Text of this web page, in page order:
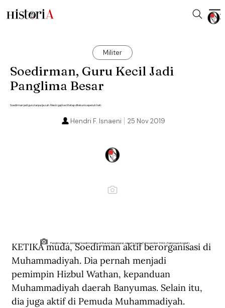
Militer
Soedirman, Guru Kecil Jadi
Panglima Besar
Soedirman jadi guru tanpa ijazah. Meski gaji kecil tetap ditekuni sepenuh hati.
25 Nov 2019
Hendri F. Isnaeni
Panglima Besar Jenderal Soedirman tiba di Stasiun Manggarai, Jakarta, pada 11 November 1946. (Nationaal Archief).
KETIKA muda, Soedirman aktif berorganisasi di
Muhammadiyah. Dia pernah menjadi
pemimpin Hizbul Wathan, kepanduan
Muhammadiyah daerah Banyumas. Selain itu,
dia juga aktif di Pemuda Muhammadiyah.